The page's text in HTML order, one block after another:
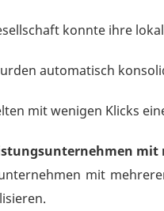
konnte ihre
automatisch
mit wenigen Klicks
mit
mit